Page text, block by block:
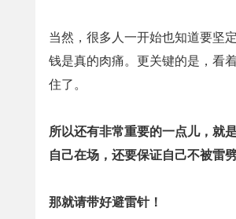
当然，很多人一开始也知道要坚
钱是真的肉痛。更关键的是，看
住了。
所以还有非常重要的一点儿，就
自己在场，还要保证自己不被雷劈
那就请带好避雷针！